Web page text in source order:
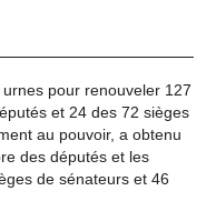
pour renouveler 127
et 24 des 72 sièges
au pouvoir, a obtenu
des députés et les
de sénateurs et 46